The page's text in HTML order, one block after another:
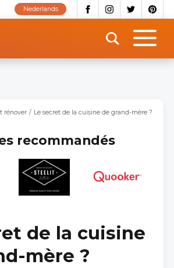
Nederlands
rénover Le secret de la cuisine de grand-mère ?
recommandés
de la cuisine
mère ?